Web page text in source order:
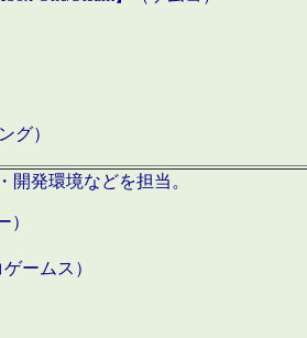
グ）
開発環境などを担当。
）
ームス）